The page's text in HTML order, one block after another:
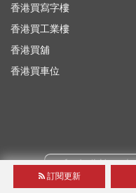
訂閱更新
香港買寫字樓
香港買工業樓
香港買舖
香港買車位